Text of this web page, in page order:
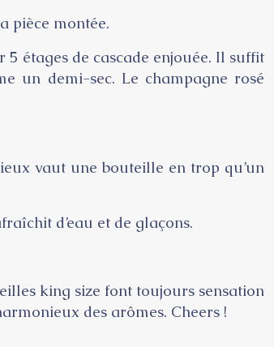
pièce montée.
5 étages de cascade enjouée. Il suffit
un demi-sec. Le champagne rosé
vaut une bouteille en trop qu’un
d’eau et de glaçons.
king size font toujours sensation
des arômes. Cheers !